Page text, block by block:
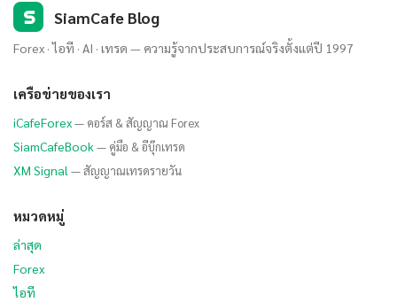
S SiamCafe Blog
Forex · ไอที · AI · เทรด — ความรู้จากประสบการณ์จริงตั้งแต่ปี 1997
เครือข่ายของเรา
iCafeForex— คอร์ส & สัญญาณ Forex
SiamCafeBook— คู่มือ & อีบุ๊กเทรด
XM Signal — สัญญาณเทรดรายวัน
หมวดหมู่
ล่าสุด
Forex
ไอที